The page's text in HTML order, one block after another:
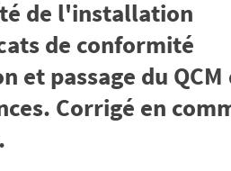
de l'installation
de conformité
et passage du
Corrigé en